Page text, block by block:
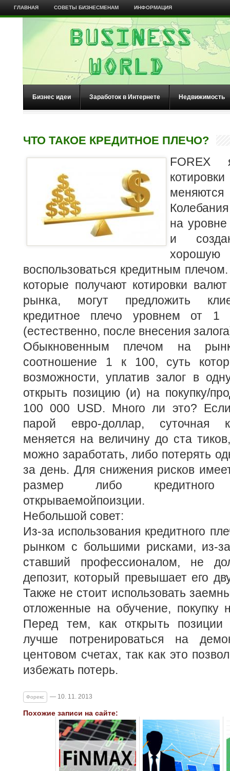
ГЛАВНАЯ СОВЕТЫ БИЗНЕСМЕНАМ ИНФОРМАЦИЯ
Бизнес идеи Заработок в Интернете Недвижимость
ЧТО ТАКОЕ КРЕДИТНОЕ ПЛЕЧО?
FOREX
на
и
воспользоваться кредитным
которые получают котировки
рынка, могут предложить
кредитное плечо уровнем
(естественно, после внесения
Обыкновенным плечом на
соотношение 1 к 100, суть
возможности, уплатив залог в
открыть позицию (и) на покупку/
100 000 USD. Много ли это?
парой евро-доллар, суточная
меняется на величину до ста
можно заработать, либо потерять
за день. Для снижения рисков
размер либо
открываемойпоизции.
Небольшой совет:
Из-за использования кредитного
рынком с большими рисками, из-
ставший профессионалом, не
депозит, который превышает его
Также не стоит использовать
отложенные на обучение, покупку
Перед тем, как открыть позиции
лучше потренироваться на
центовом счетах, так как это
избежать потерь.
Форекс — 10. 11. 2013
Похожие записи на сайте: